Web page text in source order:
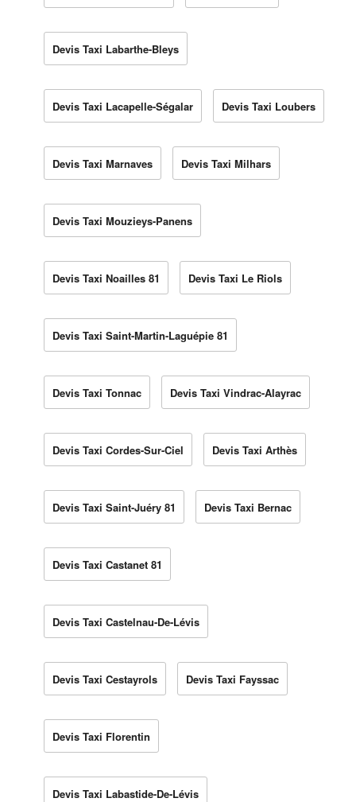
Devis Taxi Labarthe-Bleys
Devis Taxi Lacapelle-Ségalar Devis Taxi Loubers
Devis Taxi Marnaves Devis Taxi Milhars
Devis Taxi Mouzieys-Panens
Devis Taxi Noailles 81 Devis Taxi Le Riols
Devis Taxi Saint-Martin-Laguépie 81
Devis Taxi Tonnac Devis Taxi Vindrac-Alayrac
Devis Taxi Cordes-Sur-Ciel Devis Taxi Arthès
Devis Taxi Saint-Juéry 81 Devis Taxi Bernac
Devis Taxi Castanet 81
Devis Taxi Castelnau-De-Lévis
Devis Taxi Cestayrols Devis Taxi Fayssac
Devis Taxi Florentin
Devis Taxi Labastide-De-Lévis